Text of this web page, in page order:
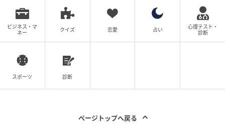
背景にある条件だけを愛していたという現実は、言葉
にできないほど残酷なものですね。しかし、その裏切
りがきっかけで、自分自身が持つ本当の価値や、進む
ん。信じていた人に裏切られたとき、その悲しみをバ
ネに、新しい自分に生まれ変わるための一歩を踏み出
す勇気を持っていたいですね。
※本記事は、実際の体験談をもとに作成しています。
ビジネス・マ
ネー
クイズ 恋愛 占い
心理テスト・
診断
スポーツ 診断
ページトップへ戻る